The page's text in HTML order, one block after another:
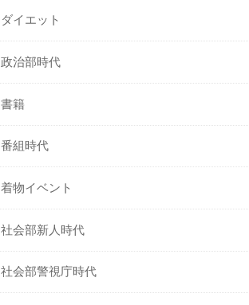
ダイエット
政治部時代
書籍
番組時代
着物イベント
社会部新人時代
社会部警視庁時代